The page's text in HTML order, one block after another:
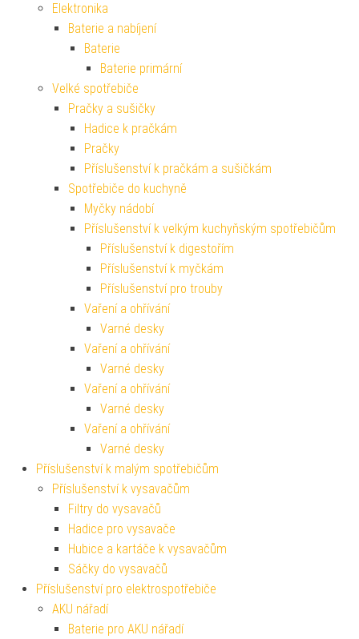
Elektronika
Baterie a nabíjení
Baterie
Baterie primární
Velké spotřebiče
Pračky a sušičky
Hadice k pračkám
Pračky
Příslušenství k pračkám a sušičkám
Spotřebiče do kuchyně
Myčky nádobí
Příslušenství k velkým kuchyňským spotřebičům
Příslušenství k digestořím
Příslušenství k myčkám
Příslušenství pro trouby
Vaření a ohřívání
Varné desky
Vaření a ohřívání
Varné desky
Vaření a ohřívání
Varné desky
Vaření a ohřívání
Varné desky
Příslušenství k malým spotřebičům
Příslušenství k vysavačům
Filtry do vysavačů
Hadice pro vysavače
Hubice a kartáče k vysavačům
Sáčky do vysavačů
Příslušenství pro elektrospotřebiče
AKU nářadí
Baterie pro AKU nářadí